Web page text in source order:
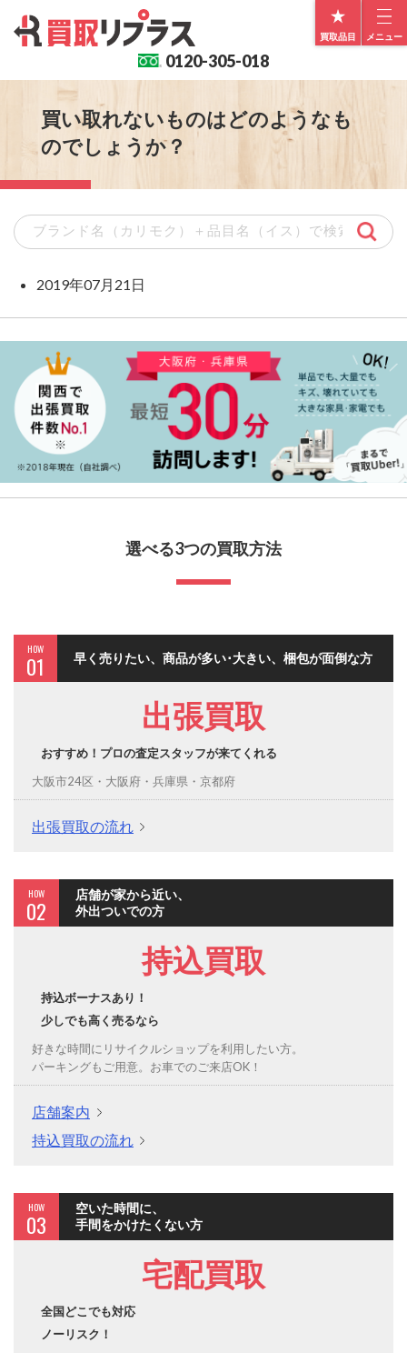
メニュー
買取品目
0120-305-018
買い取れないものはどのようなも
のでしょうか？
2019年07月21日
選べる3つの買取方法
HOW
01 早く売りたい、商品が多い･大きい、梱包が面倒な方
出張買取
おすすめ！プロの査定スタッフが来てくれる
大阪市24区・大阪府・兵庫県・京都府
出張買取の流れ
HOW
02
店舗が家から近い、
外出ついでの方
持込買取
持込ボーナスあり！
少しでも高く売るなら
好きな時間にリサイクルショップを利用したい方。
パーキングもご用意。お車でのご来店OK！
店舗案内
持込買取の流れ
HOW
03
空いた時間に、
手間をかけたくない方
宅配買取
全国どこでも対応
ノーリスク！